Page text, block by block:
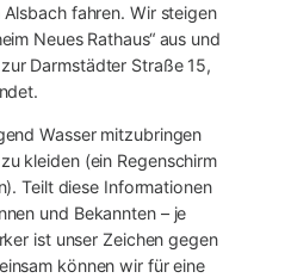
fahren. Wir steigen
Neues Rathaus“ aus und
Darmstädter Straße 15,
Wasser mitzubringen
kleiden (ein Regenschirm
Teilt diese Informationen
und Bekannten – je
ist unser Zeichen gegen
können wir für eine